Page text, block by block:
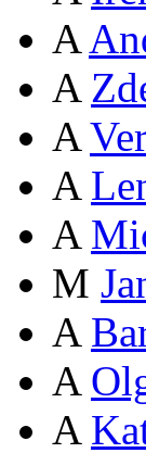
A
A
A
A
A
M
A
A
A